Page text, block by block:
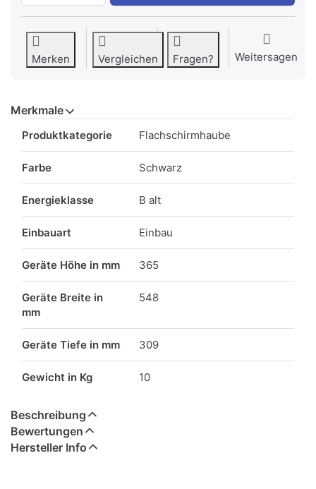
Merken Vergleichen Fragen? Weitersagen
Merkmale
Produktkategorie Flachschirmhaube
Farbe Schwarz
Energieklasse B alt
Einbauart Einbau
Geräte Höhe in mm 365
Geräte Breite in
mm
548
Geräte Tiefe in mm 309
Gewicht in Kg 10
Beschreibung
Bewertungen
Hersteller Info